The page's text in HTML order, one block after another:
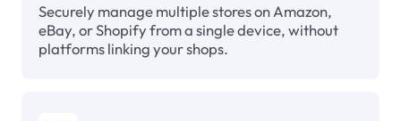
Securely manage multiple stores on Amazon,
eBay, or Shopify from a single device, without
platforms linking your shops.